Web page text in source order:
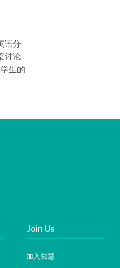
语分
讨论
生的
Join Us
加入知慧